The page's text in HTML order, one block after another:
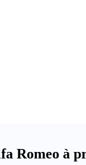
Romeo à